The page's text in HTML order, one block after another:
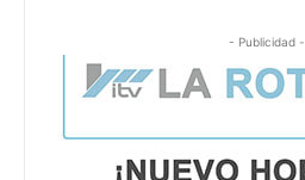
- Publicidad -